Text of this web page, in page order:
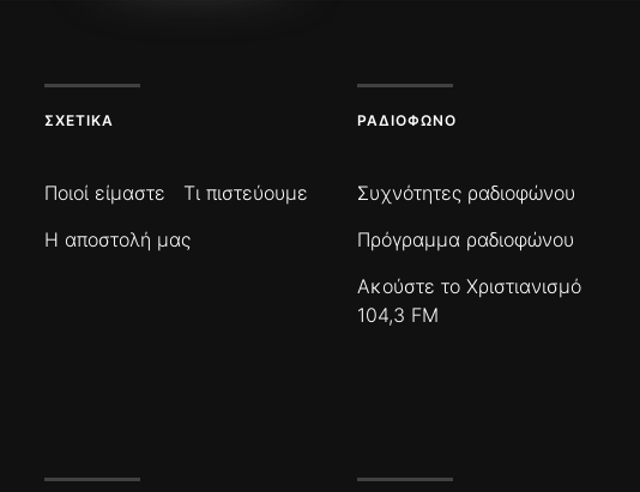
ΣΧΕΤΙΚΆ
Ποιοί είμαστε
Τι πιστεύουμε
Η αποστολή μας
ΡΑΔΙΌΦΩΝΟ
Συχνότητες ραδιοφώνου
Πρόγραμμα ραδιοφώνου
Ακούστε το Χριστιανισμό
104,3 FM